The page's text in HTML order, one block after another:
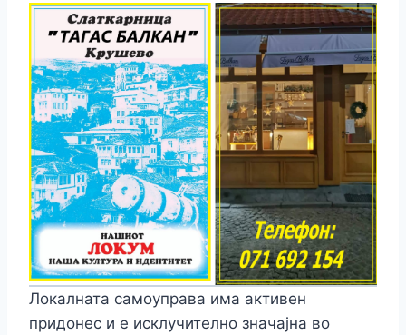
Локалната самоуправа има активен
придонес и е исклучително значајна во